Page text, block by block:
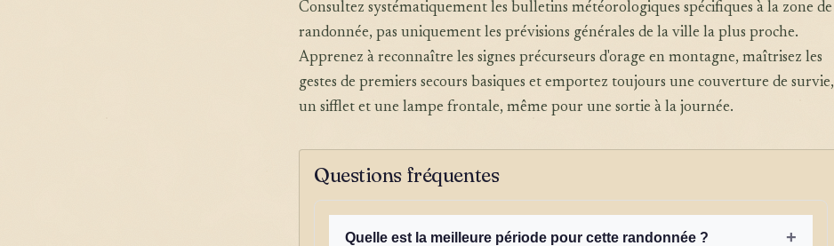
Consultez systématiquement les bulletins météorologiques spécifiques à la zone de
randonnée, pas uniquement les prévisions générales de la ville la plus proche.
Apprenez à reconnaître les signes précurseurs d'orage en montagne, maîtrisez les
gestes de premiers secours basiques et emportez toujours une couverture de survie,
un sifflet et une lampe frontale, même pour une sortie à la journée.
Questions fréquentes
Quelle est la meilleure période pour cette randonnée ? +